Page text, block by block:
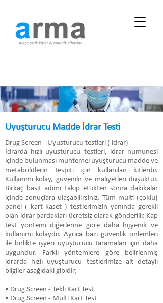
Uyuşturucu Madde İdrar Testi
Drug Screen - Uyuşturucu testleri ( idrar)
İdrarda hızlı uyuşturucu testleri, idrar numunesi
içinde bulunması muhtemel uyuşturucu madde ve
metabolitlerin tespiti için kullanılan kitlerdir.
Kullanımı kolay, güvenilir ve maliyetleri düşüktür.
Birkaç basit adımı takip ettikten sonra dakikalar
içinde sonuçlara ulaşabilirsiniz. Tüm multi (çoklu)
panel ( kart-kaset ) testlerimizin yanında gerekli
olan idrar bardakları ücretsiz olarak gönderilir. Kap
test yöntemi diğerlerine göre daha hijyenik ve
kullanımı kolaydır. Ayrıca bazı güvenlik önlemleri
ile birlikte işyeri uyuşturucu taramaları için daha
uygundur. Farklı yöntemlere göre belirlenmiş
idrarda hızlı uyuşturucu testlerimize ait detaylı
bilgiler aşağıdaki gibidir;
• Drug Screen - Tekli Kart Test
• Drug Screen - Multi Kart Test